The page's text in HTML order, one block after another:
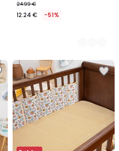
24.99 €
12.24 € -51%